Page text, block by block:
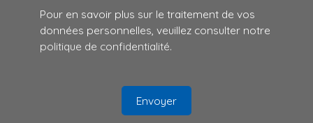
Pour en savoir plus sur le traitement de vos
données personnelles, veuillez consulter notre
politique de confidentialité.
Envoyer